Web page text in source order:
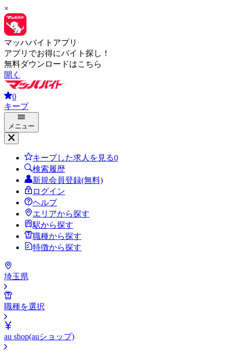
×
マッハバイトアプリ
アプリでお得にバイト探し！
無料ダウンロードはこちら
開く
0
キープ
メニュー
キープした求人を見る0
検索履歴
新規会員登録(無料)
ログイン
ヘルプ
エリアから探す
駅から探す
職種から探す
特徴から探す
埼玉県
職種を選択
au shop(auショップ)